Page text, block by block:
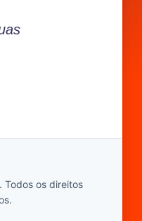
os direitos